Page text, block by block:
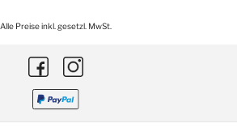
Alle Preise inkl. gesetzl. MwSt.